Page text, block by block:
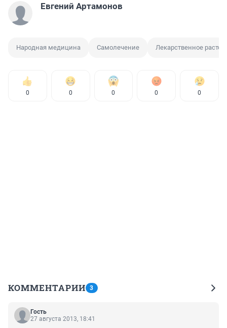
Евгений Артамонов
Народная медицина Самолечение Лекарственное
0 0 0 0 0
КОММЕНТАРИИ 3
Гость
27 августа 2013, 18:41